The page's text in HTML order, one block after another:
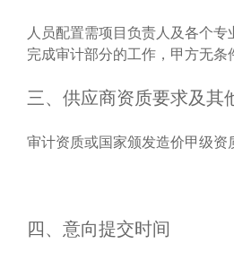
人员配置需项目负责人及各个
完成审计部分的工作，甲方无条
三、供应商资质要求及其
审计资质或国家颁发造价甲级资
四、意向提交时间